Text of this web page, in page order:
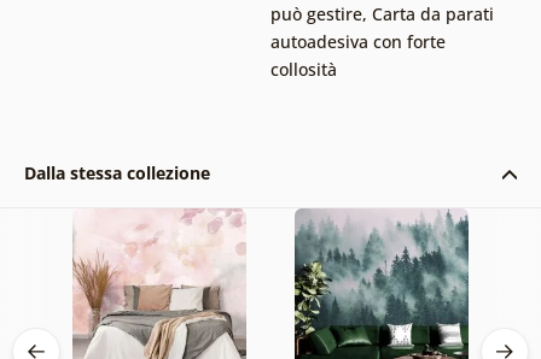
può gestire, Carta da parati
autoadesiva con forte
collosità
Dalla stessa collezione